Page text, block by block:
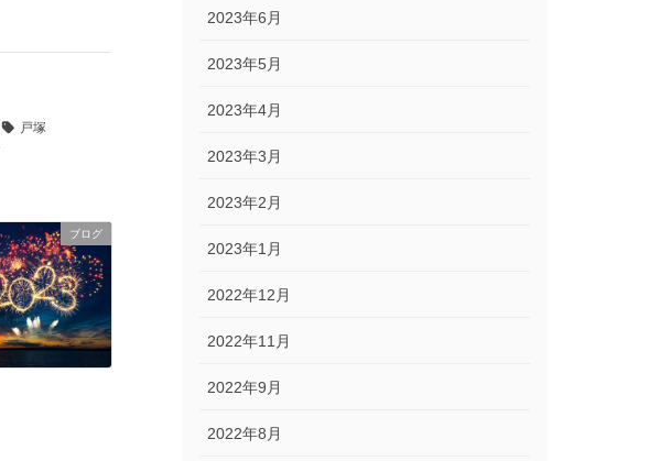
戸塚
ブログ
2023年6月
2023年5月
2023年4月
2023年3月
2023年2月
2023年1月
2022年12月
2022年11月
2022年9月
2022年8月